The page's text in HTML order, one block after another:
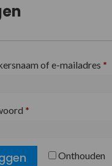
of e-mailadres *
*
Onthouden